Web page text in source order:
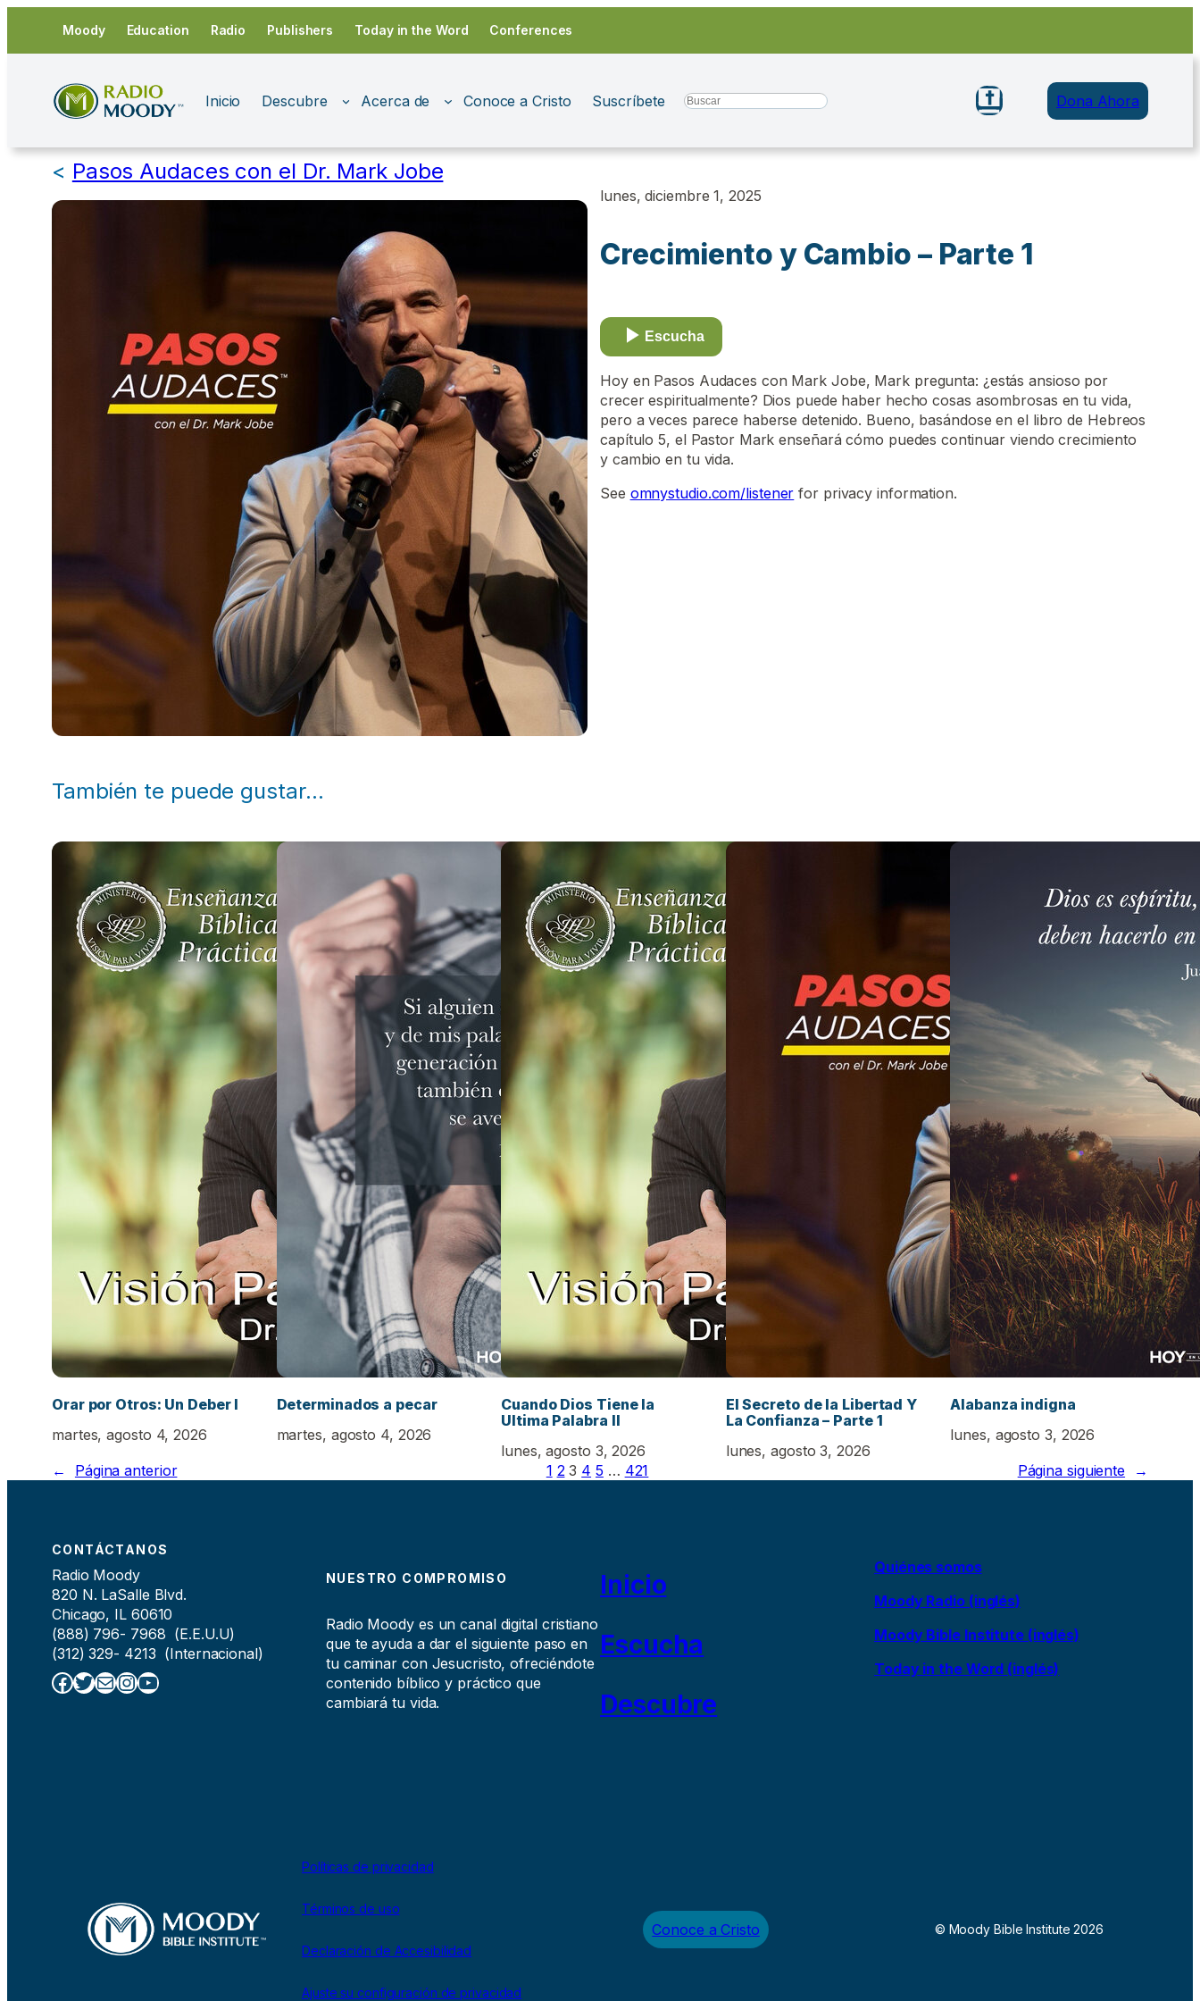
contenido
Moody Education Radio Publishers Today in the Word Conferences
Inicio Descubre Acerca de Conoce a Cristo Suscríbete Search Dona Ahora
< Pasos Audaces con el Dr. Mark Jobe
lunes, diciembre 1, 2025
Crecimiento y Cambio – Parte 1
Escucha
Hoy en Pasos Audaces con Mark Jobe, Mark pregunta: ¿estás ansioso por
crecer espiritualmente? Dios puede haber hecho cosas asombrosas en tu vida,
pero a veces parece haberse detenido. Bueno, basándose en el libro de Hebreos
capítulo 5, el Pastor Mark enseñará cómo puedes continuar viendo crecimiento
y cambio en tu vida.
See omnystudio.com/listener for privacy information.
También te puede gustar…
Orar por Otros: Un Deber I
martes, agosto 4, 2026
Determinados a pecar
martes, agosto 4, 2026
Cuando Dios Tiene la
Ultima Palabra II
lunes, agosto 3, 2026
El Secreto de la Libertad Y
La Confianza – Parte 1
lunes, agosto 3, 2026
Alabanza indigna
lunes, agosto 3, 2026
←
Página anterior 1 2 3 4 5 … 421 Página siguiente →
CONTÁCTANOS
Radio Moody
820 N. LaSalle Blvd.
Chicago, IL 60610
(888) 796- 7968 (E.E.U.U)
(312) 329- 4213 (Internacional)
Facebook Twitter Correo electrónico InstagramYouTube
NUESTRO COMPROMISO
Radio Moody es un canal digital cristiano
que te ayuda a dar el siguiente paso en
tu caminar con Jesucristo, ofreciéndote
contenido bíblico y práctico que
cambiará tu vida.
Inicio
Escucha
Descubre
Quiénes somos
Moody Radio (inglés)
Moody Bible Institute (inglés)
Today in the Word (inglés)
Políticas de privacidad
Términos de uso
Declaración de Accesibilidad
Ajuste su configuración de privacidad
Conoce a Cristo © Moody Bible Institute 2026